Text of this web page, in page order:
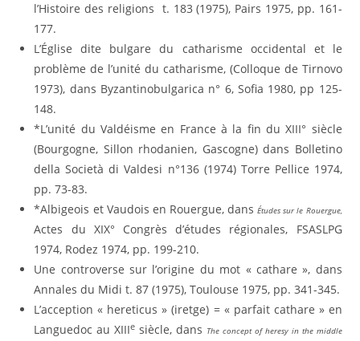
l’Histoire des religions t. 183 (1975), Pairs 1975, pp. 161-
177.
L’Église dite bulgare du catharisme occidental et le
problème de l’unité du catharisme, (Colloque de Tirnovo
1973), dans Byzantinobulgarica n° 6, Sofia 1980, pp 125-
148.
*L’unité du Valdéisme en France à la fin du XIII° siècle
(Bourgogne, Sillon rhodanien, Gascogne) dans Bolletino
della Società di Valdesi n°136 (1974) Torre Pellice 1974,
pp. 73-83.
*Albigeois et Vaudois en Rouergue, dansÉtudes sur le Rouergue,
Actes du XIX° Congrès d’études régionales, FSASLPG
1974, Rodez 1974, pp. 199-210.
Une controverse sur l’origine du mot « cathare », dans
Annales du Midi t. 87 (1975), Toulouse 1975, pp. 341-345.
L’acception « hereticus » (iretge) = « parfait cathare » en
Languedoc au XIIIe siècle, dans The concept of heresy in the middle